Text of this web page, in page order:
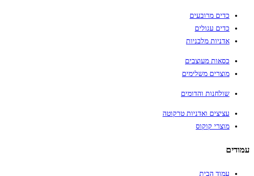
כדים מרובעים
כדים עגולים
אדניות מלבניות
כסאות מעוצבים
מוצרים משלימים
שולחנות והדומים
עציצים ואדניות טרקוטה
מוצרי קוקוס
עמודים
עמוד הבית